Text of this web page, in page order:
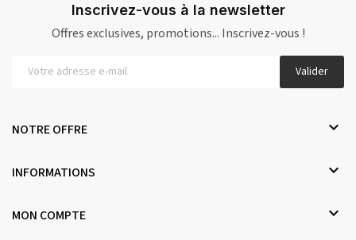
Inscrivez-vous à la newsletter
Offres exclusives, promotions... Inscrivez-vous !
Valider
NOTRE OFFRE 
INFORMATIONS 
MON COMPTE 